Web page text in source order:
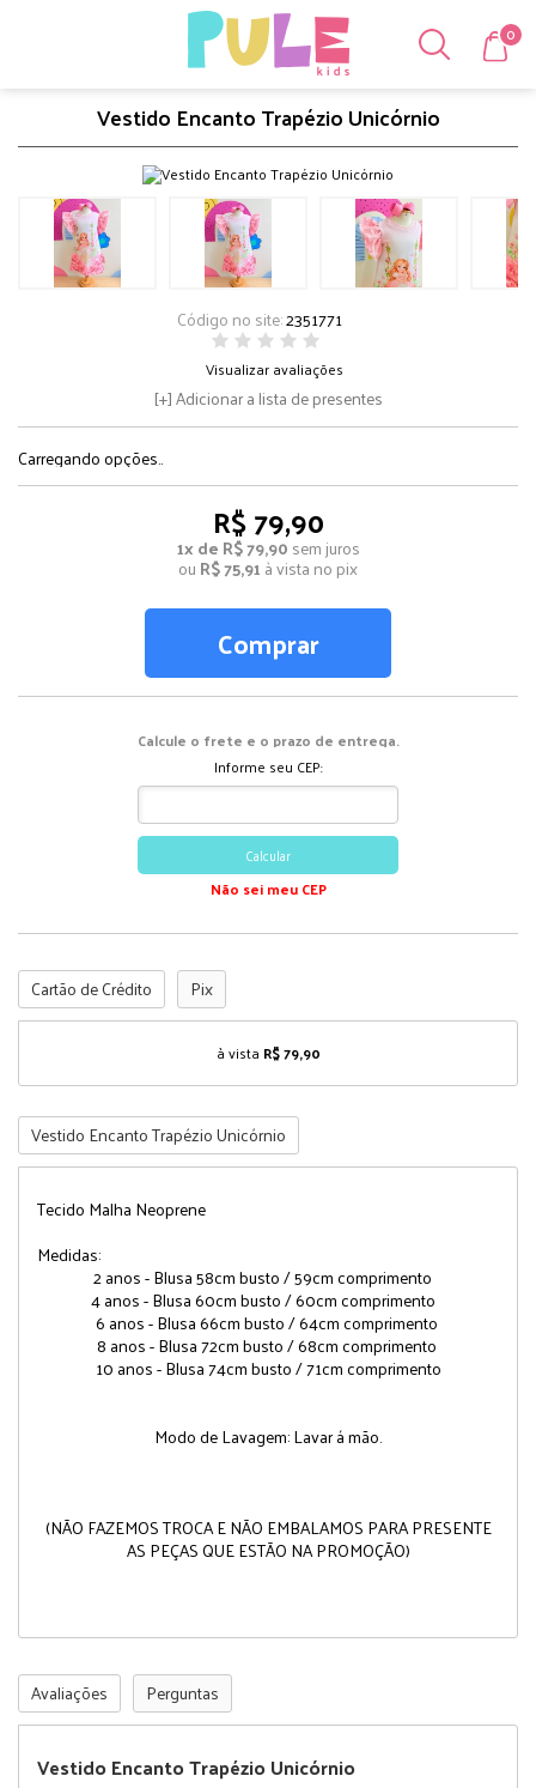
0
Vestido Encanto Trapézio Unicórnio
Código no site:2351771
Visualizar avaliações
Adicionar a lista de presentes
Carregando opções..
R$ 79,90
1x de R$ 79,90 sem juros
ou R$ 75,91 à vista no pix
Comprar
Calcule o frete e o prazo de entrega.
Informe seu CEP:
Calcular
Não sei meu CEP
Cartão de Crédito Pix
à vista R$ 79,90
Vestido Encanto Trapézio Unicórnio
Tecido Malha Neoprene
Medidas:
2 anos - Blusa 58cm busto / 59cm comprimento
4 anos - Blusa 60cm busto / 60cm comprimento
6 anos - Blusa 66cm busto / 64cm comprimento
8 anos - Blusa 72cm busto / 68cm comprimento
10 anos - Blusa 74cm busto / 71cm comprimento
Modo de Lavagem: Lavar á mão.
(NÃO FAZEMOS TROCA E NÃO EMBALAMOS PARA PRESENTE
AS PEÇAS QUE ESTÃO NA PROMOÇÃO)
Avaliações Perguntas
Vestido Encanto Trapézio Unicórnio